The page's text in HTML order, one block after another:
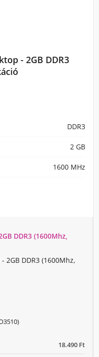
- 2GB DDR3
DDR3
2 GB
1600 MHz
DDR3 (1600Mhz,
2GB DDR3 (1600Mhz,
18.490 Ft